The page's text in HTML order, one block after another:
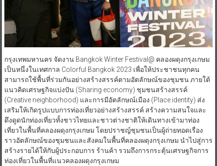
กรุงเทพมหานคร จัดงาน Bangkok Winter Festival@ คลองผดุงกรุงเกษม
เป็นหนึ่งในเทศกาล Colorful Bangkok 2023 เพื่อให้ประชาชนทุกคน
สามารถใช้พื้นที่ร่วมกันอย่างสร้างสรรค์ตามอัตลักษณ์ของชุมชน ภายใต้
แนวคิดเศรษฐกิจแบ่งปัน (Sharing economy) ชุมชนสร้างสรรค์
(Creative neighborhood) และการมีอัตลักษณ์เมือง (Place identity) ส่ง
เสริมให้เกิดรูปแบบการท่องเที่ยวอย่างสร้างสรรค์ สร้างความสนใจและ
ดึงดูดนักท่องเที่ยวทั้งชาวไทยและชาวต่างชาติให้เดินทางเข้ามาท่อง
เที่ยวในพื้นที่คลองผดุงกรุงเกษม โดยปราชญ์ชุมชนเป็นผู้ถ่ายทอดเรื่อง
ราวอัตลักษณ์ของชุมชนและสังคมในพื้นที่คลองผดุงกรุงเกษม นำไปสู่การ
สร้างรายได้ให้กับผู้ประกอบการ ร้านค้า รวมถึงการกระตุ้นเศรษฐกิจการ
ท่องเที่ยวในพื้นที่แนวคลองผดุงกรุงเกษม